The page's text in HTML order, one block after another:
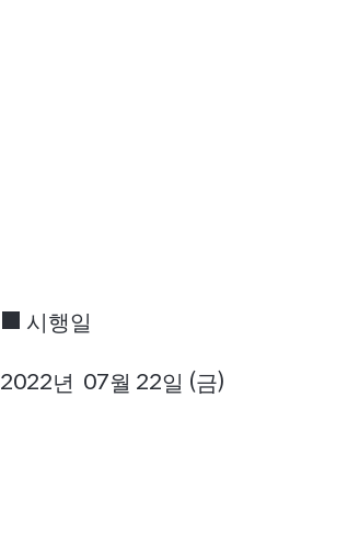
■ 시행일
2022년 07월 22일 (금)